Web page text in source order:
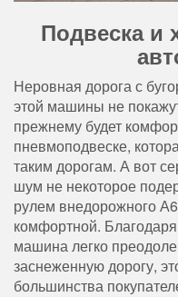
Подвеска и
Неровная дорога с
этой машины не
прежнему будет
пневмоподвеске,
таким дорогам. А вот
шум не некоторое
рулем внедорожного
комфортной.
машина легко
заснеженную дорогу,
большинства